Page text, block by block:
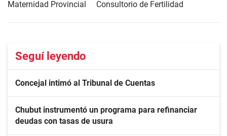
Maternidad Provincial
Consultorio de Fertilidad
Seguí leyendo
Concejal intimó al Tribunal de Cuentas
Chubut instrumentó un programa para refinanciar
deudas con tasas de usura